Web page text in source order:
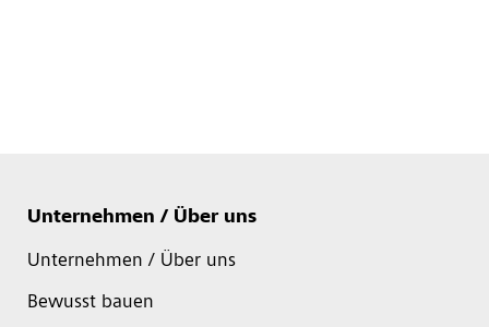
Unternehmen / Über uns
Unternehmen / Über uns
Bewusst bauen